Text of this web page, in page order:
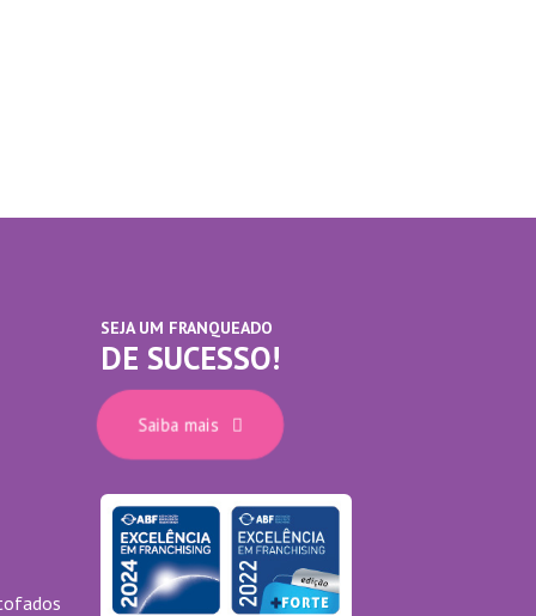
SEJA UM FRANQUEADO
DE SUCESSO!
Saiba mais